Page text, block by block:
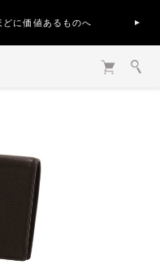
に価値あるものへ